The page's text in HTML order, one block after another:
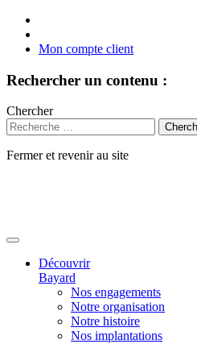
Mon compte client
Rechercher un contenu :
Chercher
Fermer et revenir au site
Découvrir
Bayard
Nos engagements
Notre organisation
Notre histoire
Nos implantations